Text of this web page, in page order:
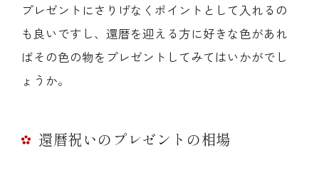
プレゼントにさりげなくポイントとして入れるの
も良いですし、還暦を迎える方に好きな色があれ
ばその色の物をプレゼントしてみてはいかがでし
ょうか。
還暦祝いのプレゼントの相場